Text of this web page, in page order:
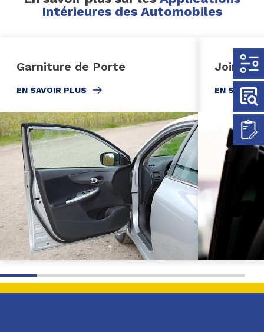
Intérieures des Automobiles
Garniture de Porte
EN SAVOIR PLUS
Joints
EN SAVOIR